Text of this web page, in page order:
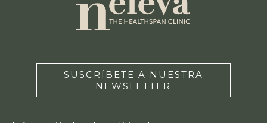
SUSCRÍBETE A NUESTRA
NEWSLETTER